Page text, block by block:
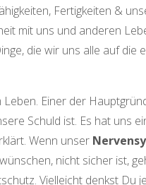
Fertigkeiten &
mit uns und anderen
die wir uns alle auf die
Einer der
Schuld ist. Es hat uns
Wenn unser
nicht sicher ist,
Vielleicht denkst Du